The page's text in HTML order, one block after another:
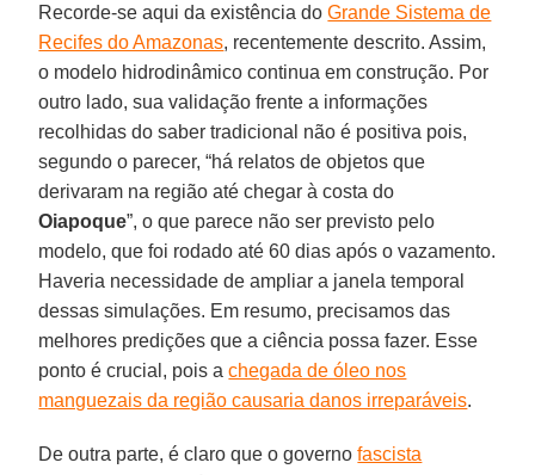
Recorde-se aqui da existência do Grande Sistema de
Recifes do Amazonas, recentemente descrito. Assim,
o modelo hidrodinâmico continua em construção. Por
outro lado, sua validação frente a informações
recolhidas do saber tradicional não é positiva pois,
segundo o parecer, “há relatos de objetos que
derivaram na região até chegar à costa do
Oiapoque”, o que parece não ser previsto pelo
modelo, que foi rodado até 60 dias após o vazamento.
Haveria necessidade de ampliar a janela temporal
dessas simulações. Em resumo, precisamos das
melhores predições que a ciência possa fazer. Esse
ponto é crucial, pois achegada de óleo nos
manguezais da região causaria danos irreparáveis.
De outra parte, é claro que o governofascista